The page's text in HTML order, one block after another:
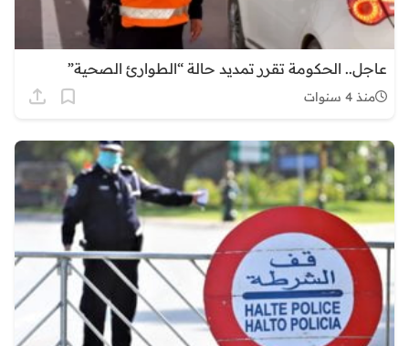
عاجل.. الحكومة تقرر تمديد حالة “الطوارئ الصحية”
منذ 4 سنوات